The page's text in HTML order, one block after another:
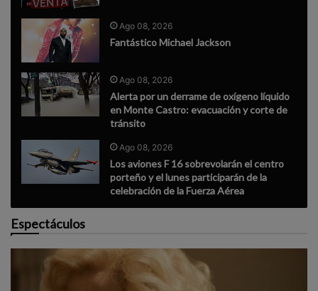
Ago 08, 2026
Fantástico Michael Jackson
Ago 08, 2026
Alerta por un derrame de oxígeno líquido
en Monte Castro: evacuación y corte de
tránsito
Ago 08, 2026
Los aviones F 16 sobrevolarán el centro
porteño y el lunes participarán de la
celebración de la Fuerza Aérea
Espectáculos